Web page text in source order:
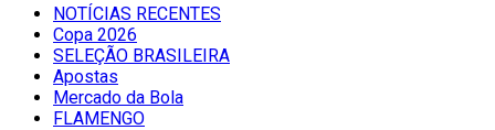
NOTÍCIAS RECENTES
Copa 2026
SELEÇÃO BRASILEIRA
Apostas
Mercado da Bola
FLAMENGO